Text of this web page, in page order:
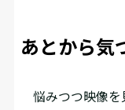
あとから気
悩みつつ映像を